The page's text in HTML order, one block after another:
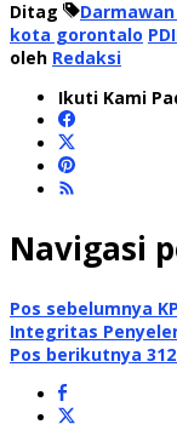
Ditag
kota gorontalo
oleh Redaksi
Ikuti Kami
Navigasi
Pos sebelumnya
Integritas
Pos berikutnya